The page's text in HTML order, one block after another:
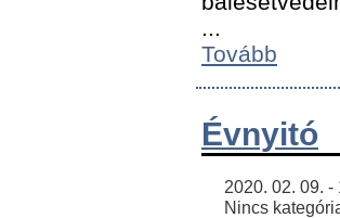
Tovább
Évnyitó
Nincs